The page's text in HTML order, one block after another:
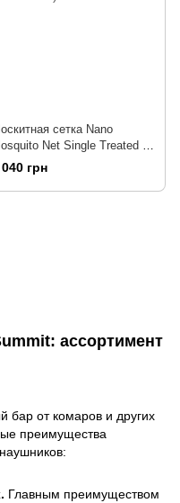
сетка Nano
Net Single Treated от
to Summit (STS
грн
: ассортимент
бар от комаров и других
преимущества
Главным преимуществом